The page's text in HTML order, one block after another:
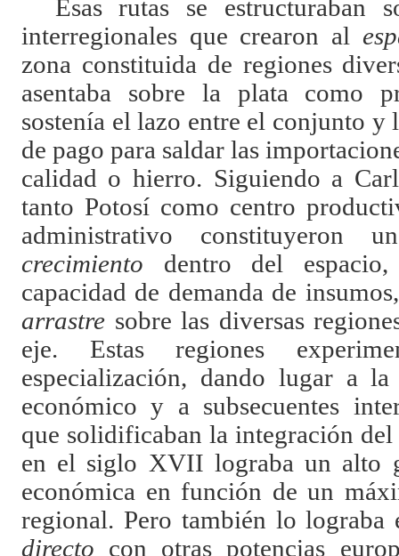
Esas rutas se estructuraban
interregionales que crearon al
zona constituida de regiones
asentaba sobre la plata como
sostenía el lazo entre el conjunto y
de pago para saldar las
calidad o hierro. Siguiendo a
tanto Potosí como centro
administrativo constituyeron
crecimiento dentro del espacio,
capacidad de demanda de
arrastresobre las diversas
eje. Estas regiones
especialización, dando lugar a
económico y a subsecuentes
que solidificaban la integración del
en el siglo XVII lograba un alto
económica en función de un
regional. Pero también lo
directo con otras potencias